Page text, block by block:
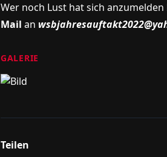
Wer noch Lust hat sich
Mail an
GALERIE
Teilen